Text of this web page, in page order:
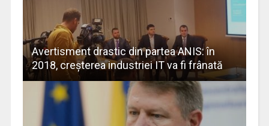
Avertisment drastic din partea ANIS: în
2018, creșterea industriei IT va fi frânată